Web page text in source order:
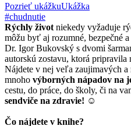
Pozrieť ukážkuUkážka
#chudnutie
Rýchly život niekedy vyžaduje
môžu byť aj rozumné, bezpečné a
Dr. Igor Bukovský s dvomi
autorskú zostavu, ktorá
Nájdete v nej veľa zaujimavých a
mnoho výborných nápadov na
cestu, do práce, do školy, či na
sendviče na zdravie! ☺
Čo nájdete v knihe?